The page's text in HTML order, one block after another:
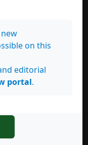
on this
editorial
portal.